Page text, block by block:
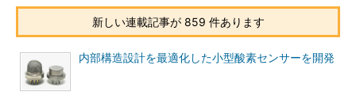
新しい連載記事が 859 件あります
内部構造設計を最適化した小型酸素センサーを開発